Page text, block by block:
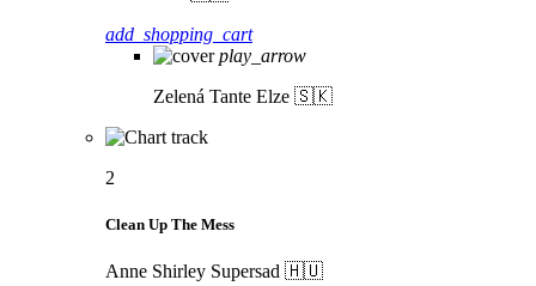
add_shopping_cart
play_arrow
Zelená Tante Elze 🇸🇰
2
Clean Up The Mess
Anne Shirley Supersad 🇭🇺